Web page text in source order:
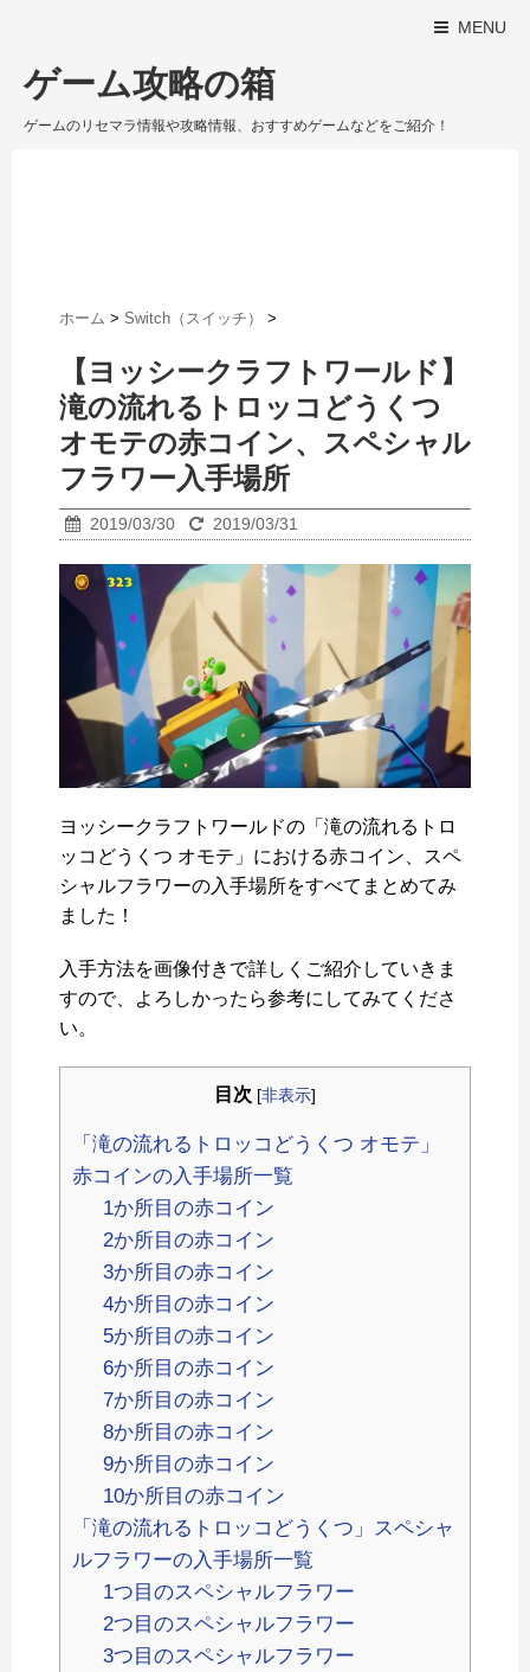
MENU
ゲーム攻略の箱
ゲームのリセマラ情報や攻略情報、おすすめゲームなどをご紹介！
ホーム > Switch（スイッチ） >
【ヨッシークラフトワールド】
滝の流れるトロッコどうくつ
オモテの赤コイン、スペシャル
フラワー入手場所
2019/03/30 2019/03/31
ヨッシークラフトワールドの「滝の流れるトロ
ッコどうくつ オモテ」における赤コイン、スペ
シャルフラワーの入手場所をすべてまとめてみ
ました！
入手方法を画像付きで詳しくご紹介していきま
すので、よろしかったら参考にしてみてくださ
い。
目次 [非表示]
「滝の流れるトロッコどうくつ オモテ」
赤コインの入手場所一覧
1か所目の赤コイン
2か所目の赤コイン
3か所目の赤コイン
4か所目の赤コイン
5か所目の赤コイン
6か所目の赤コイン
7か所目の赤コイン
8か所目の赤コイン
9か所目の赤コイン
10か所目の赤コイン
「滝の流れるトロッコどうくつ」スペシャ
ルフラワーの入手場所一覧
1つ目のスペシャルフラワー
2つ目のスペシャルフラワー
3つ目のスペシャルフラワー